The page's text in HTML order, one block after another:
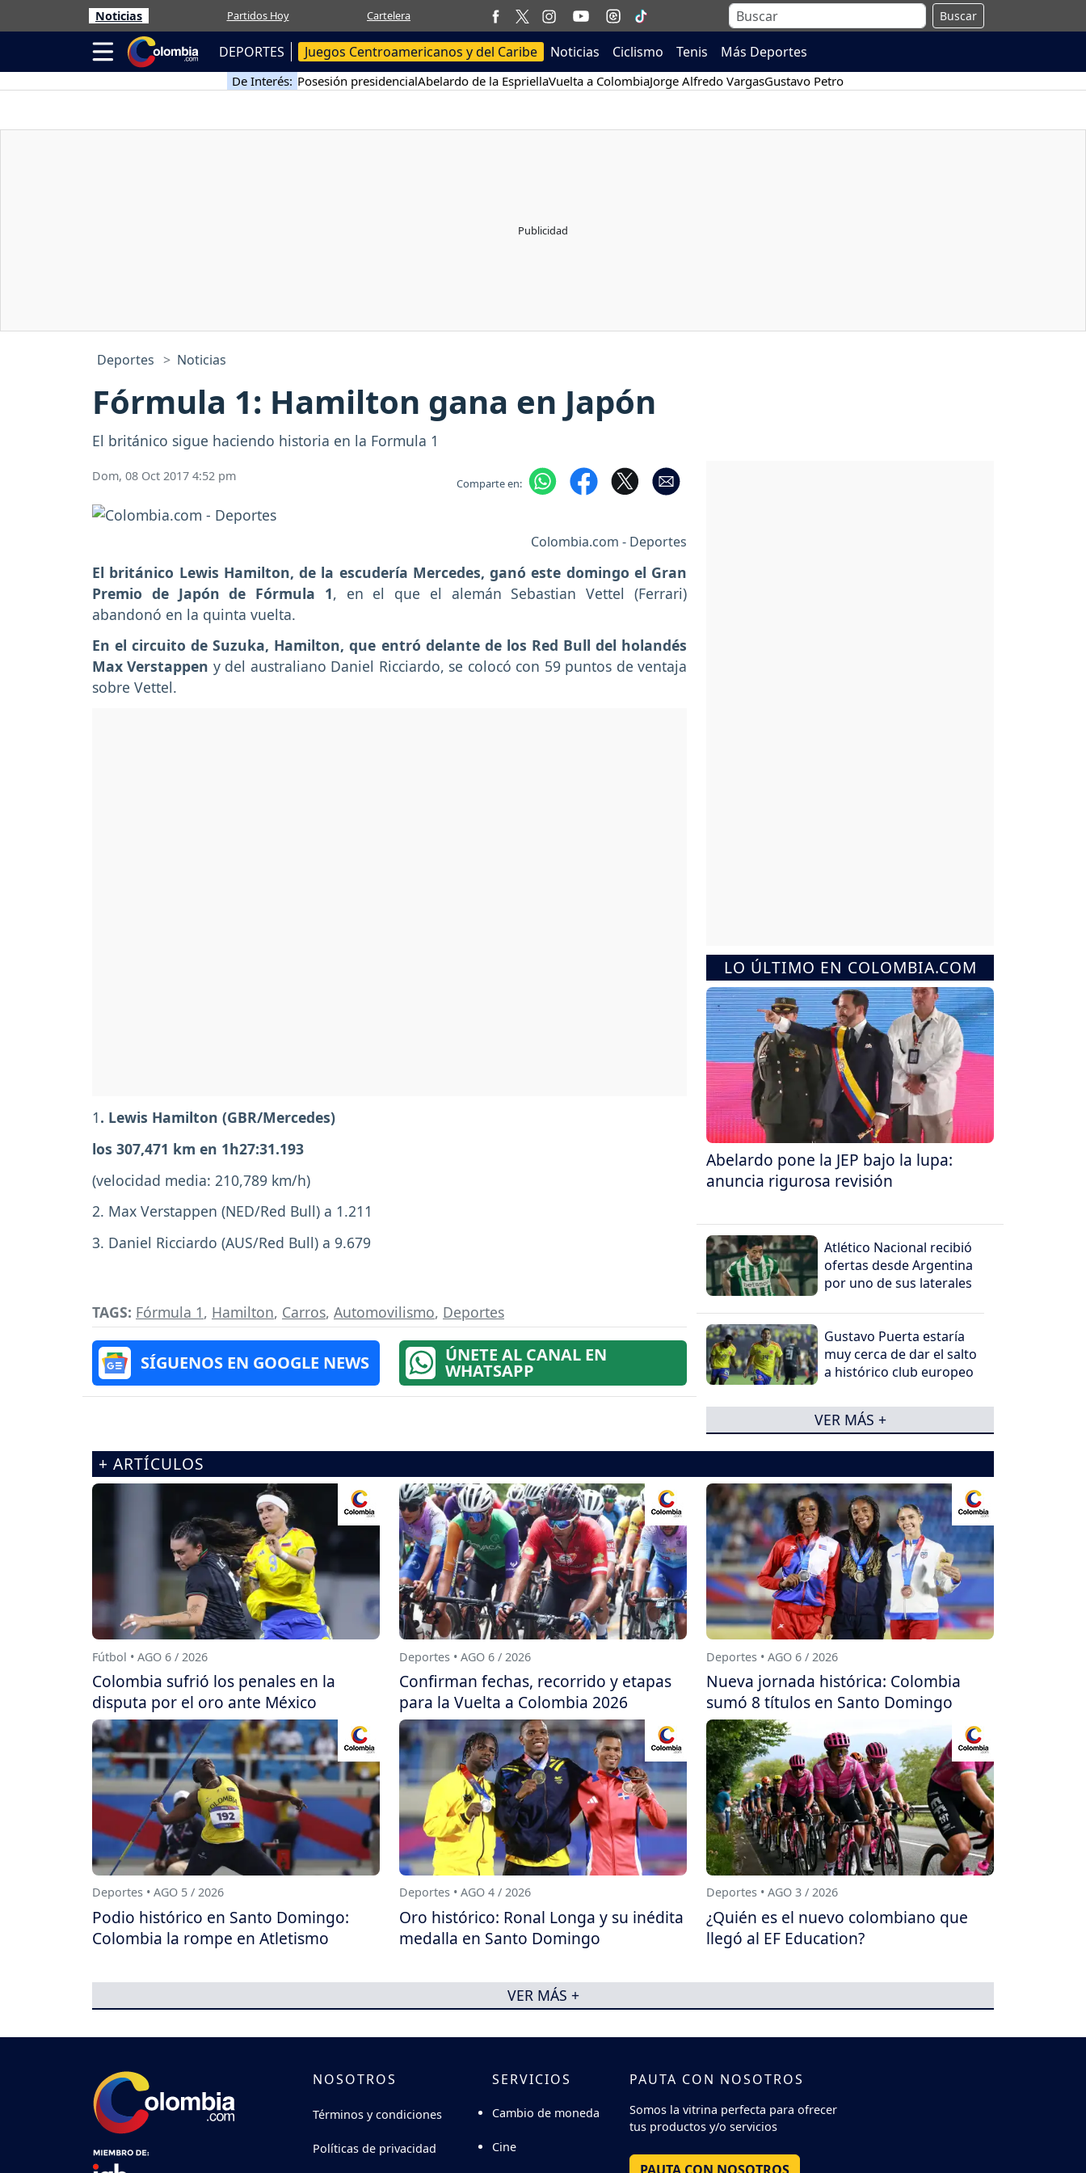
Noticias Partidos Hoy Cartelera Buscar
DEPORTES Juegos Centroamericanos y del Caribe Noticias Ciclismo Tenis Más Deportes
De Interés: Posesión presidencialAbelardo de la EspriellaVuelta a ColombiaJorge Alfredo VargasGustavo Petro
Deportes Noticias
Fórmula 1: Hamilton gana en Japón
El británico sigue haciendo historia en la Formula 1
Dom, 08 Oct 2017 4:52 pm Comparte en:
Colombia.com - Deportes
El británico Lewis Hamilton, de la escudería Mercedes, ganó este domingo el Gran
Premio de Japón de Fórmula 1, en el que el alemán Sebastian Vettel (Ferrari)
abandonó en la quinta vuelta.
En el circuito de Suzuka, Hamilton, que entró delante de los Red Bull del holandés
Max Verstappen y del australiano Daniel Ricciardo, se colocó con 59 puntos de ventaja
sobre Vettel.
1. Lewis Hamilton (GBR/Mercedes)
los 307,471 km en 1h27:31.193
(velocidad media: 210,789 km/h)
2. Max Verstappen (NED/Red Bull) a 1.211
3. Daniel Ricciardo (AUS/Red Bull) a 9.679
TAGS: Fórmula 1, Hamilton, Carros, Automovilismo, Deportes
SÍGUENOS EN GOOGLE NEWS ÚNETE AL CANAL EN
WHATSAPP
LO ÚLTIMO EN COLOMBIA.COM
Abelardo pone la JEP bajo la lupa:
anuncia rigurosa revisión
Atlético Nacional recibió
ofertas desde Argentina
por uno de sus laterales
Gustavo Puerta estaría
muy cerca de dar el salto
a histórico club europeo
VER MÁS +
+ ARTÍCULOS
Fútbol • AGO 6 / 2026
Colombia sufrió los penales en la
disputa por el oro ante México
Deportes • AGO 6 / 2026
Confirman fechas, recorrido y etapas
para la Vuelta a Colombia 2026
Deportes • AGO 6 / 2026
Nueva jornada histórica: Colombia
sumó 8 títulos en Santo Domingo
Deportes • AGO 5 / 2026
Podio histórico en Santo Domingo:
Colombia la rompe en Atletismo
Deportes • AGO 4 / 2026
Oro histórico: Ronal Longa y su inédita
medalla en Santo Domingo
Deportes • AGO 3 / 2026
¿Quién es el nuevo colombiano que
llegó al EF Education?
VER MÁS +
NOSOTROS
Términos y condiciones
Políticas de privacidad
SERVICIOS
Cambio de moneda
Cine
PAUTA CON NOSOTROS
Somos la vitrina perfecta para ofrecer
tus productos y/o servicios